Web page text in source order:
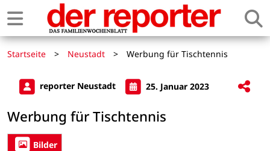
Startseite > Neustadt > Werbung für Tischtennis
reporter Neustadt 25. Januar 2023
Werbung für Tischtennis
Bilder